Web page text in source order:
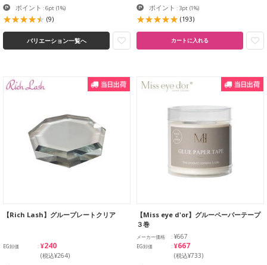
ポイント : 6pt (1%)
(9)
バリエーション一覧へ
ポイント : 3pt (1%)
(193)
カートに入れる
【Rich Lash】グループレートクリア
EG卸価 ¥240
(税込¥264)
【Miss eye d'or】グルーペーパーテープ
３巻
メーカー価格 ¥667
EG卸価 ¥667
(税込¥733)